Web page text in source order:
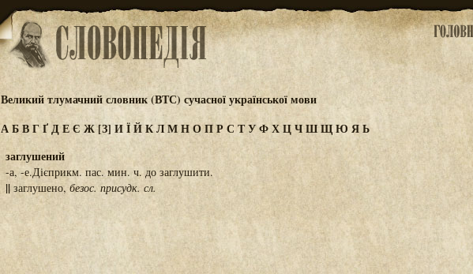
Великий тлумачний словник (ВТС) сучасної української мови
АБВГҐДЕЄ Ж[З] ИЇЙКЛМНОПРС ТУФХЦЧШЩЮ ЯЬ
заглушений
-а, -е.Дієприкм. пас. мин. ч. до заглушити.
|| заглушено, безос. присудк. сл.